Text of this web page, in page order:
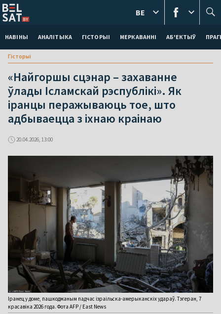
НАВІНЫ АНАЛІТЫКА ГІСТОРЫІ МЕРКАВАННI АБ'ЕКТЫЎ
BE
Гісторыі
«Найгоршы сцэнар – захаванне
ўлады Ісламскай рэспублікі». Як
іранцы перажываюць тое, што
адбываецца з іхнаю краінаю
20.04.2026, 13:00
Іранец у доме, пашкоджаным падчас ізраільска-амерыканскіх удараў. Тэгеран, 7
красавіка 2026 года. Фота AFP / East News